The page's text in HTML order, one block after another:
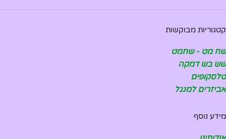
קטגוריות מבוקשות
שח מט - שחמט
שש בש דמקה
טלסקופים
אביזרים למנגל
מידע נוסף